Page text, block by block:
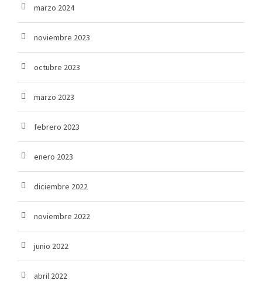
marzo 2024
noviembre 2023
octubre 2023
marzo 2023
febrero 2023
enero 2023
diciembre 2022
noviembre 2022
junio 2022
abril 2022